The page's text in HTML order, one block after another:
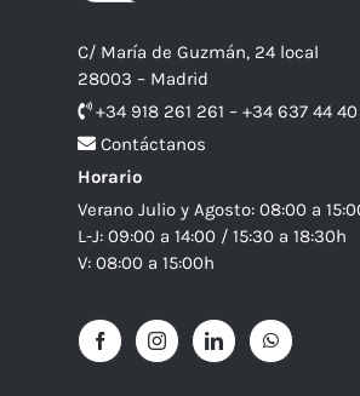
C/ María de Guzmán, 24 local
28003 – Madrid
+34 918 261 261 – +34 637 44 40
Contáctanos
Horario
Verano Julio y Agosto: 08:00 a
L-J: 09:00 a 14:00 / 15:30 a 18:30h
V: 08:00 a 15:00h